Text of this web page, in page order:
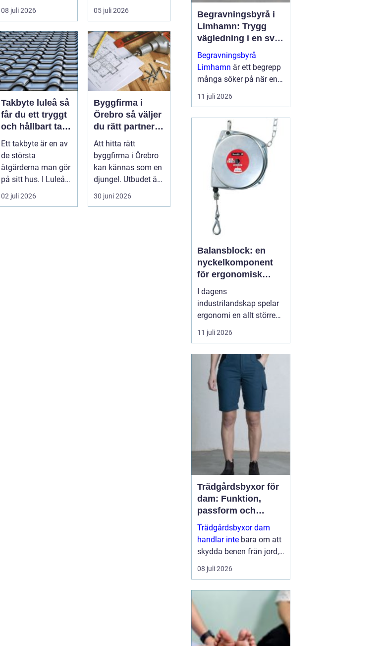
taggar och v&au...
08 juli 2026
minska smärta och
förebyg...
05 juli 2026
Takbyte luleå så
får du ett tryggt
och hållbart tak i
norrbottniskt
klimat
Ett takbyte är en av
de största
åtgärderna man gör
på sitt hus. I Luleå
ställs extra höga
krav på bå...
02 juli 2026
Byggfirma i
Örebro så väljer
du rätt partner
för ditt projekt
Att hitta rätt
byggfirma i Örebro
kan kännas som en
djungel. Utbudet är
stort, projekten ser
olika u...
30 juni 2026
Begravningsbyrå i
Limhamn: Trygg
vägledning i en svår
tid
Begravningsbyrå
Limhamn är ett begrepp
många söker på när en
nära anhörig har gått
bort och behovet av stöd
11 juli 2026
Balansblock: en
nyckelkomponent
för ergonomisk
effektivitet
I dagens
industrilandskap spelar
ergonomi en allt större
roll. Det handlar inte
bara om att skapa en
för anställda, utan även
om att optimera
produktiviteten. Ett
verktyg som allt mer
sprider sig inom
industrin, tack vare
11 juli 2026
Trädgårdsbyxor för
dam: Funktion,
passform och
hållbar stil i rabatten
Trädgårdsbyxor dam
handlar inte bara om att
skydda benen från jord,
taggar och väta. Rätt
byxa gör arbetet enklare,
skonsamt för kroppen. ...
08 juli 2026